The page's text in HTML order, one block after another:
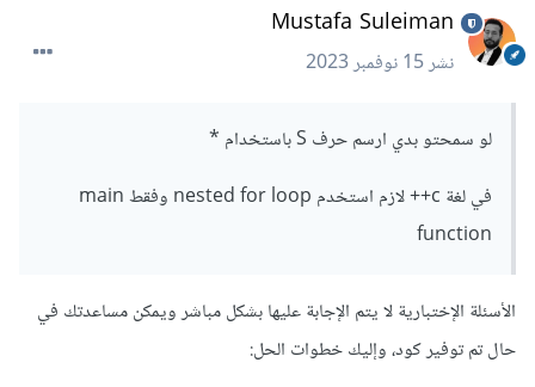
Mustafa Suleiman
نشر15 نوفمبر 2023
لو سمحتو بدي ارسم حرف S باستخدام *
في لغة c++ لازم استخدم nested for loop وفقط main
function
الأسئلة الإختبارية لا يتم الإجابة عليها بشكل مباشر ويمكن مساعدتك في
حال تم توفير كود، وإليك خطوات الحل: